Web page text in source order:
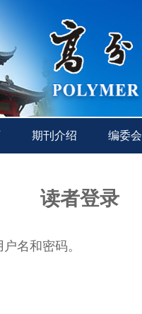
期刊介绍 编委会
读者登录
名和密码。